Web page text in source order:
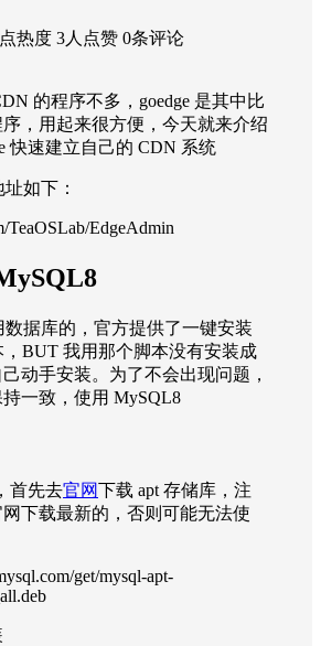
热度 3人点赞 0条评论
的程序不多，goedge 是其中比
，用起来很方便，今天就来介绍
快速建立自己的 CDN 系统
如下：
TeaOSLab/EdgeAdmin
数据库的，官方提供了一键安装
，BUT 我用那个脚本没有安装成
动手安装。为了不会出现问题，
一致，使用 MySQL8
首先去官网下载 apt 存储库，注
下载最新的，否则可能无法使
get/mysql-apt-